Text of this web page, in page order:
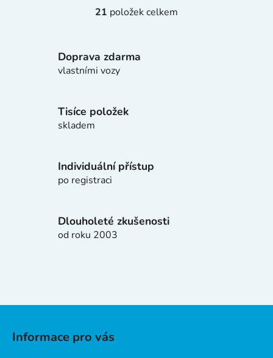
O
á
k
p
21 položek celkem
Doprava zdarma
vlastními vozy
Tisíce položek
skladem
Individuální přístup
po registraci
Dlouholeté zkušenosti
od roku 2003
Informace pro vás